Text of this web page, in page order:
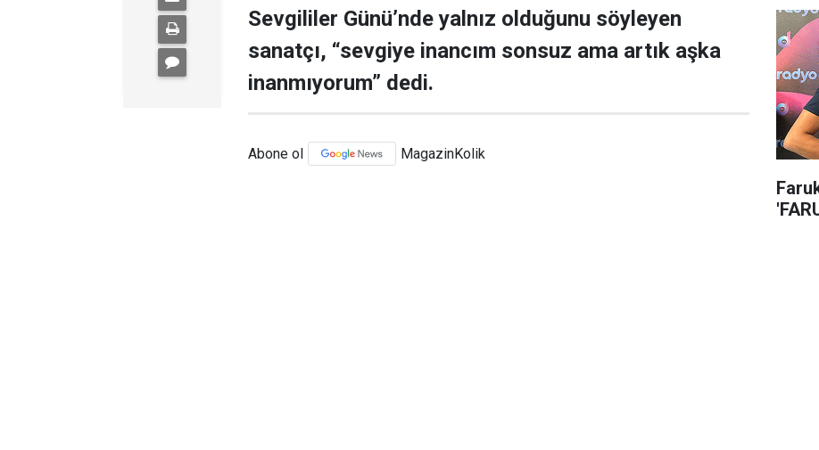
Sevgililer Günü’nde yalnız olduğunu söyleyen
sanatçı, “sevgiye inancım sonsuz ama artık aşka
inanmıyorum” dedi.
Abone ol MagazinKolik